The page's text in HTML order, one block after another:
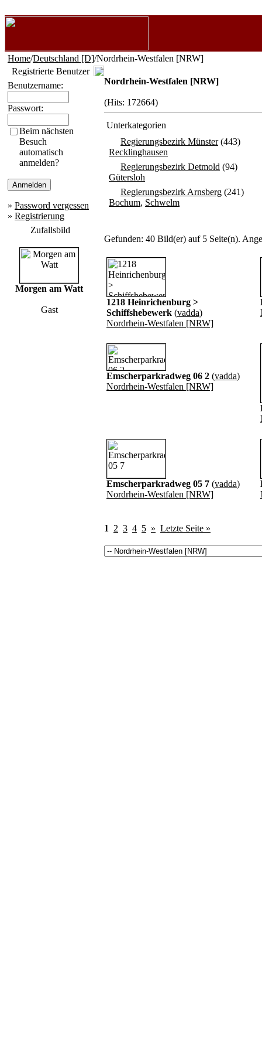
Home/Deutschland [D]/Nordrhein-Westfalen [NRW]
Registrierte Benutzer
Benutzername:
Passwort:
Beim nächsten
Besuch
automatisch
anmelden?
» Password vergessen
» Registrierung
Zufallsbild
Morgen am Watt
Gast
Nordrhein-Westfalen [NRW]
(Hits: 172664)
Unterkategorien
Regierungsbezirk Münster(443)
Recklinghausen
Regierungsbezirk Detmold (94)
Gütersloh
Regierungsbezirk Arnsberg (241)
Bochum, Schwelm
Gefunden: 40 Bild(er) auf 5 Seite(n).
1218 Heinrichenburg >
Schiffshebewerk (vadda)
Nordrhein-Westfalen [NRW]
Emscherparkradweg 06 2 (vadda)
Nordrhein-Westfalen [NRW]
Emscherparkradweg 05 7 (vadda)
Nordrhein-Westfalen [NRW]
1 2 3 4 5 » Letzte Seite »